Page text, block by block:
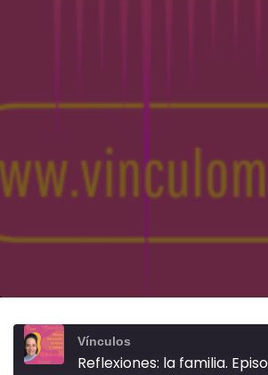
Vínculos
Reflexiones: la familia.